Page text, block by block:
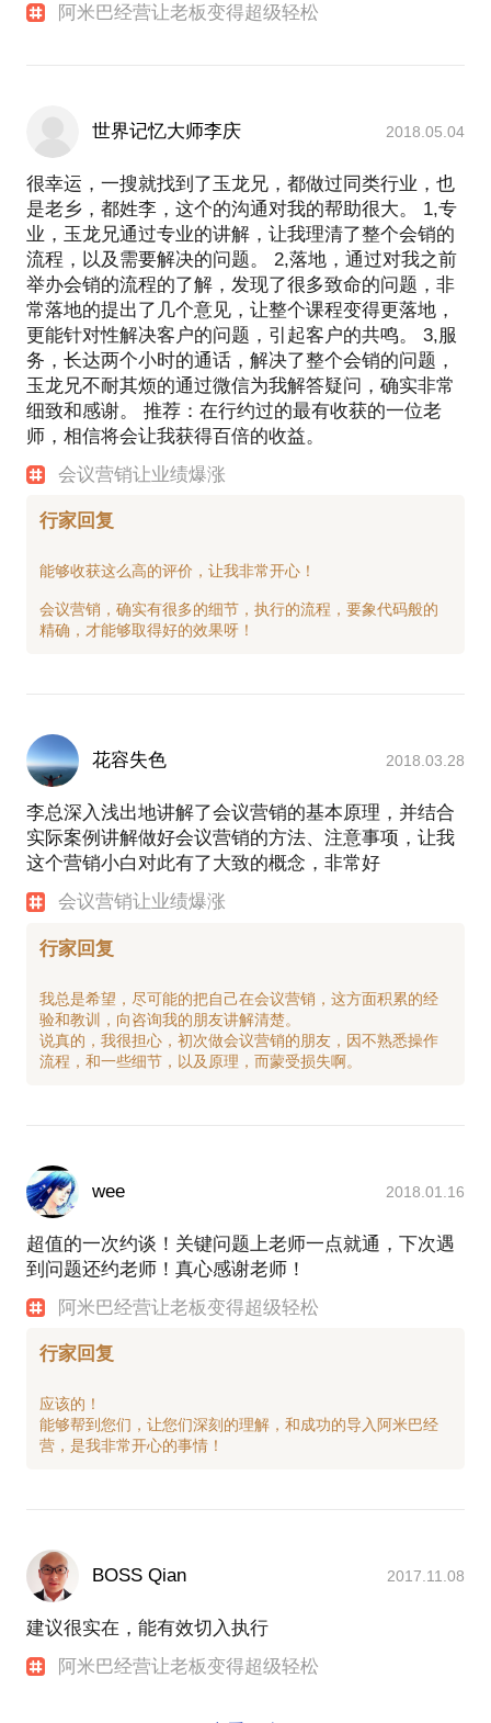
阿米巴经营让老板变得超级轻松
世界记忆大师李庆 2018.05.04
很幸运，一搜就找到了玉龙兄，都做过同类行业，也
是老乡，都姓李，这个的沟通对我的帮助很大。 1,专
业，玉龙兄通过专业的讲解，让我理清了整个会销的
流程，以及需要解决的问题。 2,落地，通过对我之前
举办会销的流程的了解，发现了很多致命的问题，非
常落地的提出了几个意见，让整个课程变得更落地，
更能针对性解决客户的问题，引起客户的共鸣。 3,服
务，长达两个小时的通话，解决了整个会销的问题，
玉龙兄不耐其烦的通过微信为我解答疑问，确实非常
细致和感谢。 推荐：在行约过的最有收获的一位老
师，相信将会让我获得百倍的收益。
会议营销让业绩爆涨
行家回复
能够收获这么高的评价，让我非常开心！
会议营销，确实有很多的细节，执行的流程，要象代码般的
花容失色 2018.03.28
李总深入浅出地讲解了会议营销的基本原理，并结合
实际案例讲解做好会议营销的方法、注意事项，让我
这个营销小白对此有了大致的概念，非常好
会议营销让业绩爆涨
行家回复
我总是希望，尽可能的把自己在会议营销，这方面积累的经
验和教训，向咨询我的朋友讲解清楚。
说真的，我很担心，初次做会议营销的朋友，因不熟悉操作
wee 2018.01.16
超值的一次约谈！关键问题上老师一点就通，下次遇
到问题还约老师！真心感谢老师！
阿米巴经营让老板变得超级轻松
行家回复
应该的！
能够帮到您们，让您们深刻的理解，和成功的导入阿米巴经
BOSS Qian 2017.11.08
建议很实在，能有效切入执行
阿米巴经营让老板变得超级轻松